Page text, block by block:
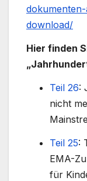
download/
Hier finden
Teil 26:
nicht
Teil 25:
EMA-
für